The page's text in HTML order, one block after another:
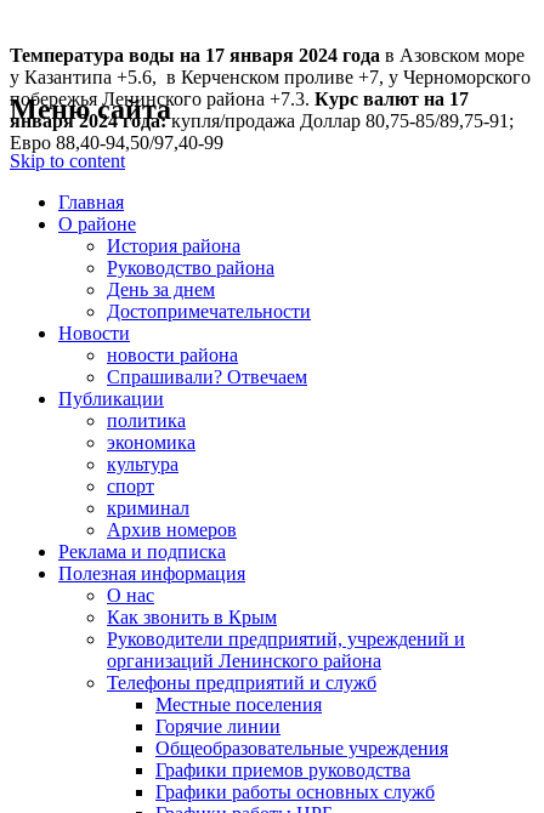
Температура воды на 17 января 2024 года в Азовском море
у Казантипа +5.6, в Керченском проливе +7, у Черноморского
побережья Ленинского района +7.3. Курс валют на 17
января 2024 года:купля/продажа Доллар 80,75-85/89,75-91;
Евро 88,40-94,50/97,40-99
Меню сайта
Skip to content
Главная
О районе
История района
Руководство района
День за днем
Достопримечательности
Новости
новости района
Спрашивали? Отвечаем
Публикации
политика
экономика
культура
спорт
криминал
Архив номеров
Реклама и подписка
Полезная информация
О нас
Как звонить в Крым
Руководители предприятий, учреждений и
организаций Ленинского района
Телефоны предприятий и служб
Местные поселения
Горячие линии
Общеобразовательные учреждения
Графики приемов руководства
Графики работы основных служб